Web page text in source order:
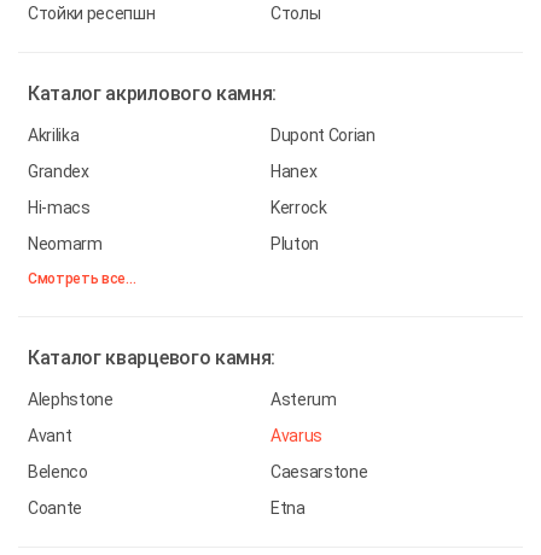
Стойки ресепшн
Столы
Каталог акрилового камня:
Akrilika
Dupont Corian
Grandex
Hanex
Hi-macs
Kerrock
Neomarm
Pluton
Смотреть все...
Каталог кварцевого камня:
Alephstone
Asterum
Avant
Avarus
Belenco
Caesarstone
Coante
Etna